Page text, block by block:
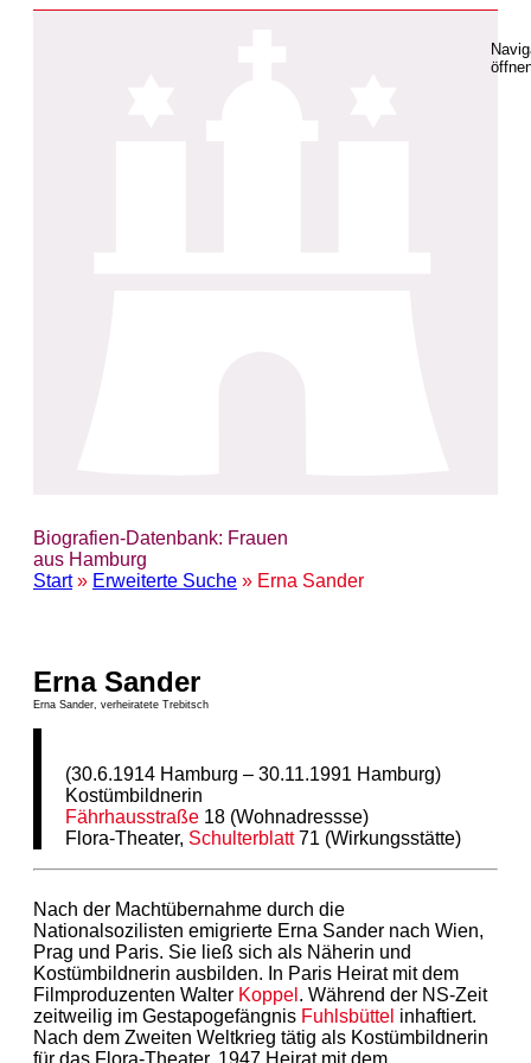
Biografien-Datenbank: Frauen
aus Hamburg
Start» Erweiterte Suche » Erna Sander
Erna Sander
Erna Sander, verheiratete Trebitsch
(30.6.1914 Hamburg – 30.11.1991 Hamburg)
Kostümbildnerin
Fährhausstraße 18 (Wohnadressse)
Flora-Theater, Schulterblatt71 (Wirkungsstätte)
Nach der Machtübernahme durch die
Nationalsozilisten emigrierte Erna Sander nach Wien,
Prag und Paris. Sie ließ sich als Näherin und
Kostümbildnerin ausbilden. In Paris Heirat mit dem
Filmproduzenten Walter Koppel . Während der NS-Zeit
zeitweilig im Gestapogefängnis Fuhlsbüttel inhaftiert.
Nach dem Zweiten Weltkrieg tätig als Kostümbildnerin
für das Flora-Theater, 1947 Heirat mit dem